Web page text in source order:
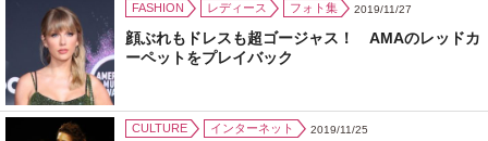
FASHION レディース フォト集 2019/11/27
顔ぶれもドレスも超ゴージャス！ AMAのレッドカ
ーペットをプレイバック
CULTURE インターネット 2019/11/25